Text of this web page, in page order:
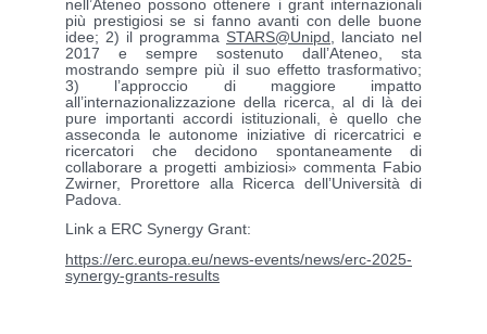
nell’Ateneo possono ottenere i grant internazionali
più prestigiosi se si fanno avanti con delle buone
idee; 2) il programma STARS@Unipd , lanciato nel
2017 e sempre sostenuto dall’Ateneo, sta
mostrando sempre più il suo effetto trasformativo;
3) l’approccio di maggiore impatto
all’internazionalizzazione della ricerca, al di là dei
pure importanti accordi istituzionali, è quello che
asseconda le autonome iniziative di ricercatrici e
ricercatori che decidono spontaneamente di
collaborare a progetti ambiziosi» commenta Fabio
Zwirner, Prorettore alla Ricerca dell’Università di
Padova.
Link a ERC Synergy Grant:
https://erc.europa.eu/news-events/news/erc-2025-
synergy-grants-results